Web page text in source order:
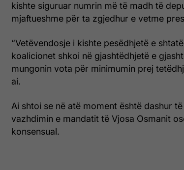
kishte siguruar numrin më të madh të
mjaftueshme për ta zgjedhur e vetme
“Vetëvendosje i kishte pesëdhjetë e
koalicionet shkoi në gjashtëdhjetë e
mungonin vota për minimumin prej
ai.
Ai shtoi se në atë moment është dashur
vazhdimin e mandatit të Vjosa Osmanit
konsensual.